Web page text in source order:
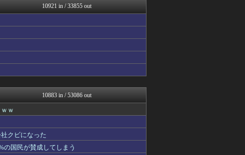
じわ速 芸能ニュースまとめ
馬鳥速報
基地沢直樹-復讐・修羅場・...
衝撃体験！アンビリバボー｜...
奥様は鬼女-DQN返しまと...
喪女リカ喪女ルカ┃鬼女・生...
なんじぇいスタジアム＠なん...
WorldFootball...
タイの反応 タイコエ
フィルダースチョイス
10921 in / 33855 out
10883 in / 53086 out
ｗ
クビになった
の国民が賛成してしまう